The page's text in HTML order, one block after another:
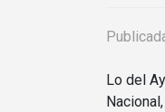
Lo del